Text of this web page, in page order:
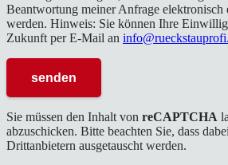
Beantwortung meiner Anfrage elektronisch
werden. Hinweis: Sie können Ihre
Zukunft per E-Mail an
Sie müssen den Inhalt von reCAPTCHA
abzuschicken. Bitte beachten Sie, dass
Drittanbietern ausgetauscht werden.